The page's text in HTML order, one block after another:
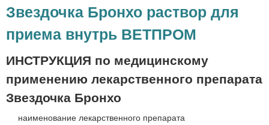
е
з
д
о
ч
к
а
Н
о
Звездочка Бронхо раствор для
приема внутрь ВЕТПРОМ
ИНСТРУКЦИЯ по медицинскому
применению лекарственного препарата
Звездочка Бронхо
наименование лекарственного препарата